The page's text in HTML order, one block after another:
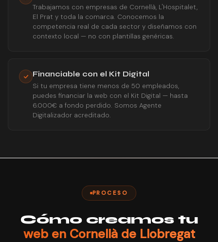
Trabajamos con empresas de Cornellà, L'Hospitalet,
El Prat y toda la comarca. Conocemos la
competencia real de cada sector y diseñamos con
contexto local — no con plantillas genéricas.
Financiable con el Kit Digital
Si tu empresa tiene menos de 50 empleados,
puedes financiar la web con el Kit Digital — hasta
6.000€ a fondo perdido. Somos Agente
Digitalizador acreditado.
PROCESO
Cómo creamos tu
web en Cornellà de Llobregat